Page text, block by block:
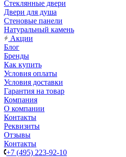
Стеклянные двери
Двери для душа
Стеновые панели
Натуральный камень
Акции
Блог
Бренды
Как купить
Условия оплаты
Условия доставки
Гарантия на товар
Компания
О компании
Контакты
Реквизиты
Отзывы
Контакты
+7 (495) 223-92-10